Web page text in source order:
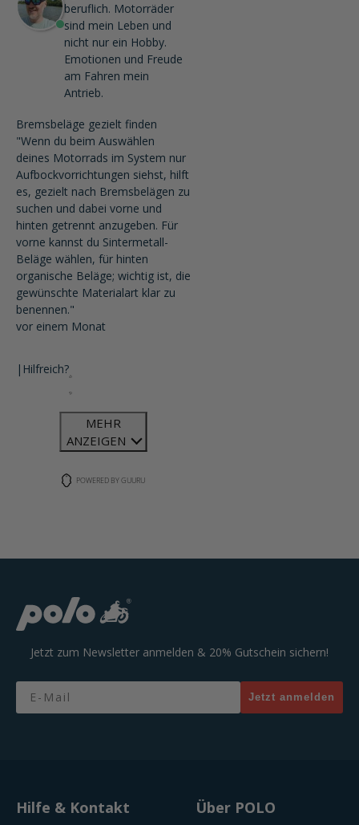
beruflich. Motorräder
sind mein Leben und
nicht nur ein Hobby.
Emotionen und Freude
am Fahren mein
Antrieb.
Bremsbeläge gezielt finden
"Wenn du beim Auswählen
deines Motorrads im System nur
Aufbockvorrichtungen siehst, hilft
es, gezielt nach Bremsbelägen zu
suchen und dabei vorne und
hinten getrennt anzugeben. Für
vorne kannst du Sintermetall-
Beläge wählen, für hinten
organische Beläge; wichtig ist, die
gewünschte Materialart klar zu
benennen."
vor einem Monat
| Hilfreich?
MEHR
ANZEIGEN
POWERED BY GUURU
Jetzt zum Newsletter anmelden & 20% Gutschein sichern!
Email
Jetzt anmelden
Hilfe & Kontakt Über POLO